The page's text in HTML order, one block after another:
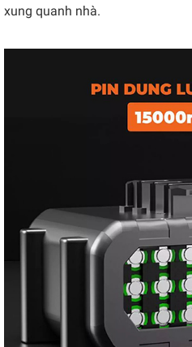
xung quanh nhà.